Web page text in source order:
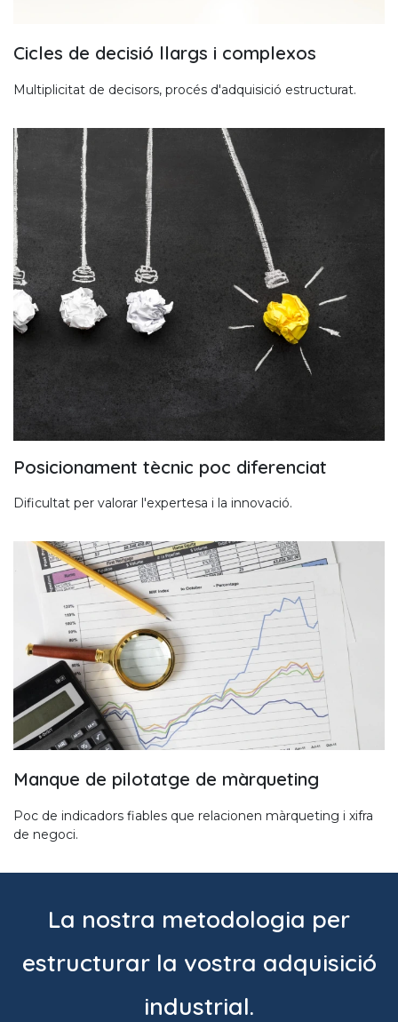
Cicles de decisió llargs i complexos
Multiplicitat de decisors, procés d'adquisició estructurat.
Posicionament tècnic poc diferenciat
Dificultat per valorar l'expertesa i la innovació.
Manque de pilotatge de màrqueting
Poc de indicadors fiables que relacionen màrqueting i xifra
de negoci.
La nostra metodologia per
estructurar la vostra adquisició
industrial.